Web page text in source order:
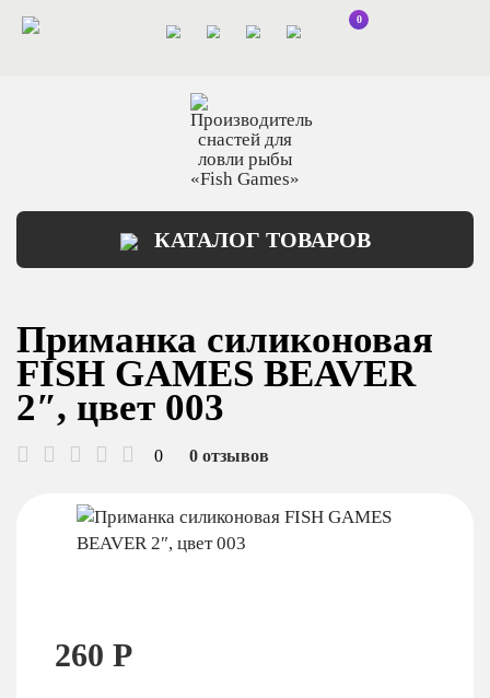
КАТАЛОГ ТОВАРОВ
Приманка силиконовая
FISH GAMES BEAVER
2″, цвет 003
0 0 отзывов
260 Р